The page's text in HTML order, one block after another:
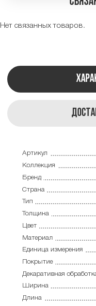
Нет связанных товаров.
Артикул
Коллекция
Бренд
Страна
Тип
Толщина
Цвет
Материал
Единица измерения
Покрытие
Декаративная
Ширина
Длина